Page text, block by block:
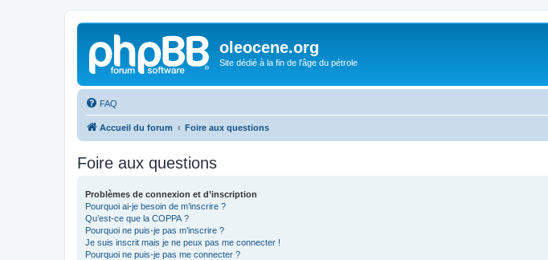
oleocene.org
Site dédié à la fin de l'âge du pétrole
FAQ
Accueil du forum Foire aux questions
Foire aux questions
Problèmes de connexion et d’inscription
Pourquoi ai-je besoin de m’inscrire ?
Qu’est-ce que la COPPA ?
Pourquoi ne puis-je pas m’inscrire ?
Je suis inscrit mais je ne peux pas me connecter !
Pourquoi ne puis-je pas me connecter ?